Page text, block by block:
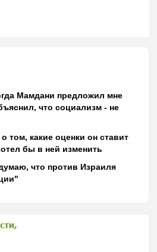
Мамдани предложил мне
что социализм - не
том, какие оценки он ставит
бы в ней изменить
что против Израиля